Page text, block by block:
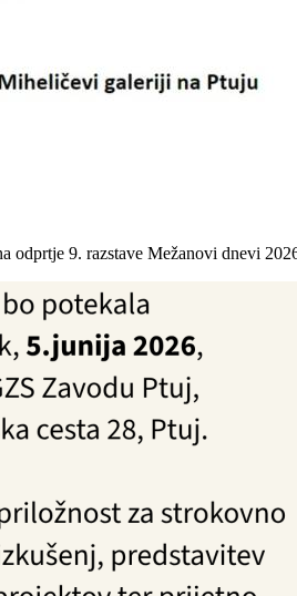
9. razstave Mežanovi dnevi